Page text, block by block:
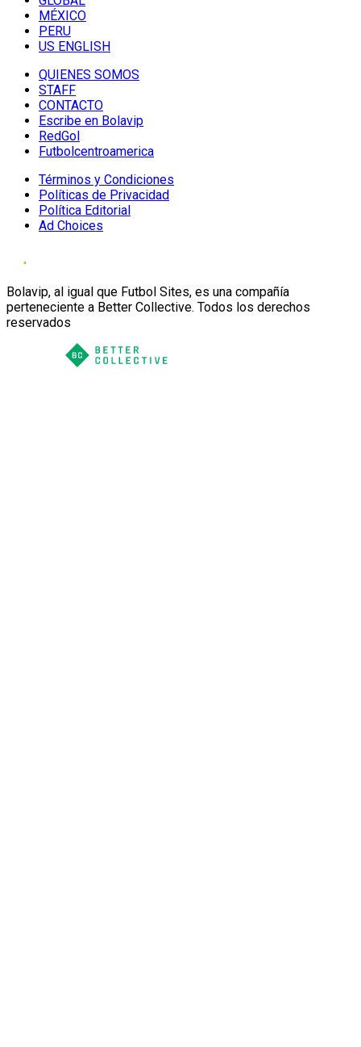
MÉXICO
PERU
US ENGLISH
QUIENES SOMOS
STAFF
CONTACTO
Escribe en Bolavip
RedGol
Futbolcentroamerica
Términos y Condiciones
Políticas de Privacidad
Política Editorial
Ad Choices
Bolavip, al igual que Futbol Sites, es una compañía
perteneciente a Better Collective. Todos los derechos
reservados